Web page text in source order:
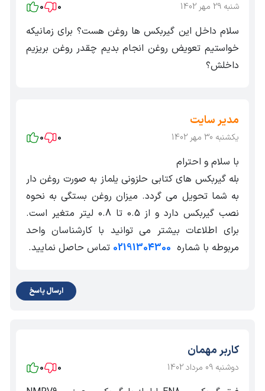
شنبه 29 مهر 1402 0
0
سلام داخل این گیربکس ها روغن هست؟ برای زمانیکه
خواستیم تعویض روغن انجام بدیم چقدر روغن بریزیم
داخلش؟
مدیر سایت
یکشنبه 30 مهر 1402 0
0
با سلام و احترام
بله گیربکس های کتابی حلزونی یلماز به صورت روغن دار
به شما تحویل می گردد. میزان روغن بستگی به نحوه
نصب گیربکس دارد و از 0.5 تا 0.8 لیتر متغیر است.
برای اطلاعات بیشتر می توانید با کارشناسان واحد
مربوطه با شماره 02191304300 تماس حاصل نمایید.
ارسال پاسخ
کاربر مهمان
دوشنبه 09 مرداد 1402 0
0